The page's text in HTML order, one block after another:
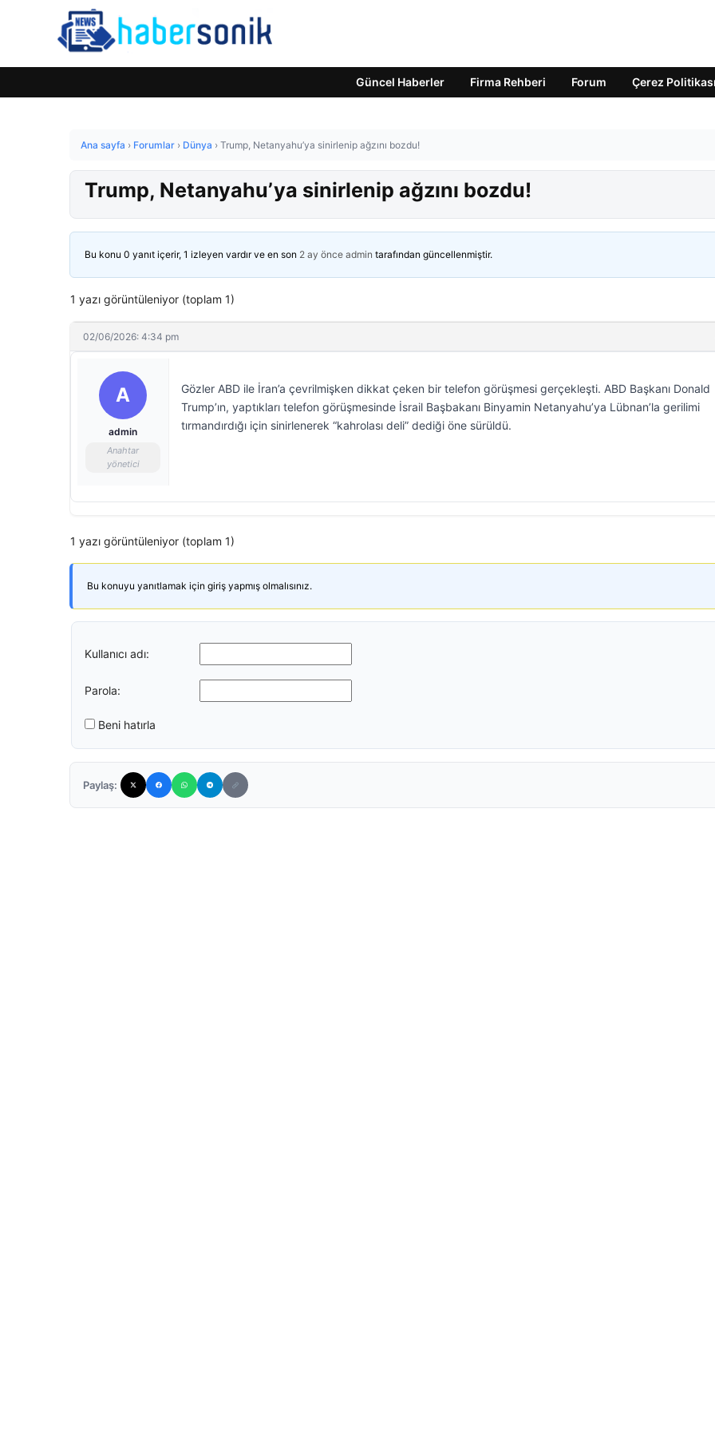
Güncel Haberler Firma Rehberi Forum Çerez Politikası
Ana sayfa › Forumlar › Dünya › Trump, Netanyahu’ya sinirlenip ağzını bozdu!
Trump, Netanyahu’ya sinirlenip ağzını bozdu!
Bu konu 0 yanıt içerir, 1 izleyen vardır ve en son 2 ay önce admin tarafından güncellenmiştir.
1 yazı görüntüleniyor (toplam 1)
02/06/2026: 4:34 pm
A
admin
Anahtar
yönetici
Gözler ABD ile İran’a çevrilmişken dikkat çeken bir telefon görüşmesi gerçekleşti. ABD Başkanı Donald
Trump’ın, yaptıkları telefon görüşmesinde İsrail Başbakanı Binyamin Netanyahu’ya Lübnan’la gerilimi
tırmandırdığı için sinirlenerek “kahrolası deli” dediği öne sürüldü.
1 yazı görüntüleniyor (toplam 1)
Bu konuyu yanıtlamak için giriş yapmış olmalısınız.
Kullanıcı adı:
Parola:
Beni hatırla
Paylaş: